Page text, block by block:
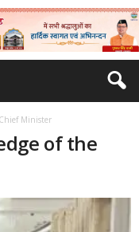
Minister
of the